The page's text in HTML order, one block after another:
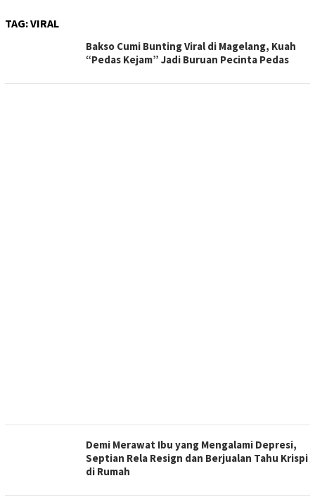
TAG:VIRAL
Bakso Cumi Bunting Viral di Magelang, Kuah
“Pedas Kejam” Jadi Buruan Pecinta Pedas
Demi Merawat Ibu yang Mengalami Depresi,
Septian Rela Resign dan Berjualan Tahu Krispi
di Rumah